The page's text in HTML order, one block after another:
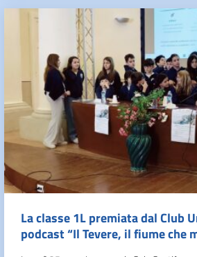
La classe 1L premiata dal Club
podcast “Il Tevere, il fiume che